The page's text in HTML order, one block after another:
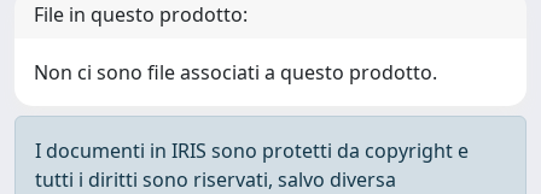
File in questo prodotto:
Non ci sono file associati a questo prodotto.
I documenti in IRIS sono protetti da copyright e
tutti i diritti sono riservati, salvo diversa